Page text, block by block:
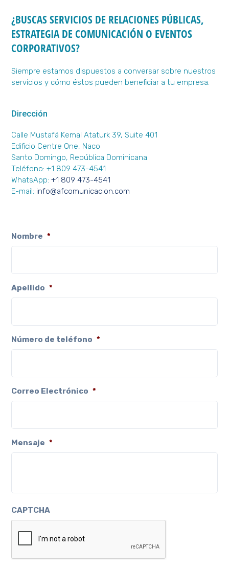
¿BUSCAS SERVICIOS DE RELACIONES PÚBLICAS,
ESTRATEGIA DE COMUNICACIÓN O EVENTOS
CORPORATIVOS?
Siempre estamos dispuestos a conversar sobre nuestros
servicios y cómo éstos pueden beneficiar a tu empresa.
Dirección
Calle Mustafá Kemal Ataturk 39, Suite 401
Edificio Centre One, Naco
Santo Domingo, República Dominicana
Teléfono: +1 809 473-4541
WhatsApp:+1 809 473-4541
E-mail: info@afcomunicacion.com
Nombre *
Apellido *
Número de teléfono *
Correo Electrónico *
Mensaje *
CAPTCHA